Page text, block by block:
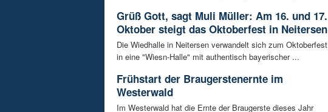
Grüß Gott, sagt Muli Müller: Am 16. und 17.
Oktober steigt das Oktoberfest in Neitersen
Die Wiedhalle in Neitersen verwandelt sich zum Oktoberfest
in eine "Wiesn-Halle" mit authentisch bayerischer ...
Frühstart der Braugerstenernte im
Westerwald
Im Westerwald hat die Ernte der Braugerste dieses Jahr